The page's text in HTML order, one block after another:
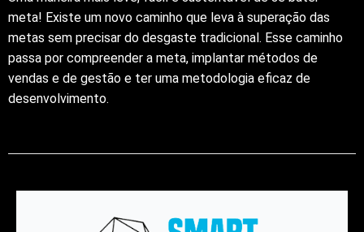
meta! Existe um novo caminho que leva à superação das
metas sem precisar do desgaste tradicional. Esse caminho
passa por compreender a meta, implantar métodos de
vendas e de gestão e ter uma metodologia eficaz de
desenvolvimento.